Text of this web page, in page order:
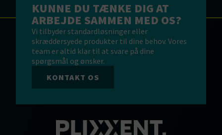
KUNNE DU TÆNKE DIG AT
ARBEJDE SAMMEN MED OS?
Vi tilbyder standardløsninger eller
skræddersyede produkter til dine behov. Vores
team er altid klar til at svare på dine
spørgsmål og ønsker.
KONTAKT OS